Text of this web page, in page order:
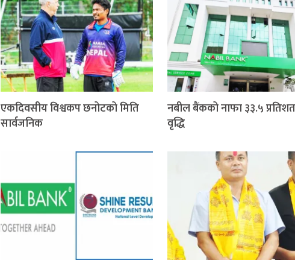
एकदिवसीय विश्वकप छनोटको मिति
सार्वजनिक
नबील बैंकको नाफा ३३.५
वृद्धि